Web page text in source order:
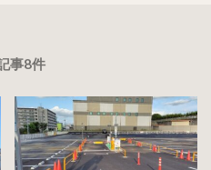
事8件